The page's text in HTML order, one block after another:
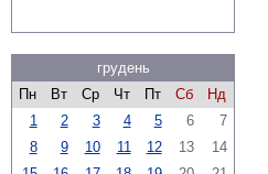
грудень
Пн
Вт Ср Чт Пт Сб
Нд
1
2 3 4 5 6
7
8
9 10 11 12 13
14